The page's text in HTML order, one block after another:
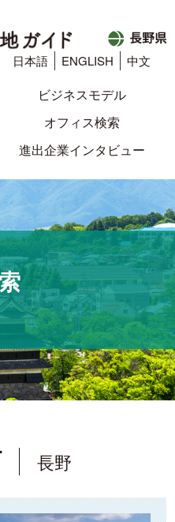
日本語 ENGLISH 中文
ビジネスモデル
オフィス検索
進出企業インタビュー
長野